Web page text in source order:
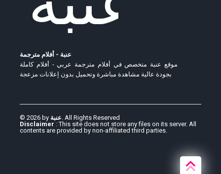
عنبة - أفلام مترجمة
موقع عنبة متخصص في أفلام مترجمة عربي - أفلام كاملة
بجودة عالية مشاهدة مباشرة وتحميل بدون إعلانات مزعجة
© 2026 by عنبة. All Rights Reserved
Disclaimer : This site does not store any files on its server. All
contents are provided by non-affiliated third parties.